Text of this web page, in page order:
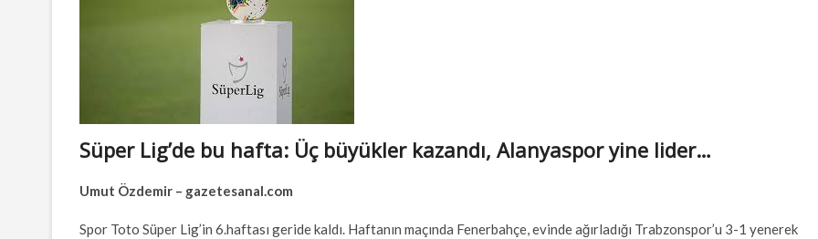
Süper Lig’de bu hafta: Üç büyükler kazandı, Alanyaspor yine lider…
Umut Özdemir – gazetesanal.com
Spor Toto Süper Lig’in 6.haftası geride kaldı. Haftanın maçında Fenerbahçe, evinde ağırladığı Trabzonspor’u 3-1 yenerek